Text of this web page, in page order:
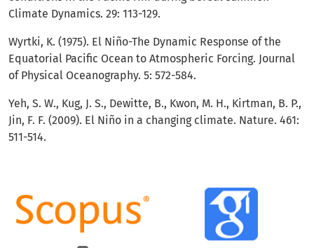
Climate Dynamics. 29: 113-129.
Wyrtki, K. (1975). El Niño-The Dynamic Response of the
Equatorial Pacific Ocean to Atmospheric Forcing. Journal
of Physical Oceanography. 5: 572-584.
Yeh, S. W., Kug, J. S., Dewitte, B., Kwon, M. H., Kirtman, B. P.,
Jin, F. F. (2009). El Niño in a changing climate. Nature. 461:
511-514.